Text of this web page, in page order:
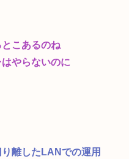
こあるのね
やらないのに
離したLANでの運用